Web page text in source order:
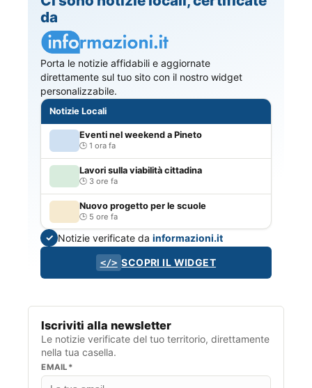
da
Porta le notizie affidabili e aggiornate
direttamente sul tuo sito con il nostro widget
personalizzabile.
Notizie Locali
Eventi nel weekend a Pineto
1 ora fa
Lavori sulla viabilità cittadina
3 ore fa
Nuovo progetto per le scuole
5 ore fa
✓ Notizie verificate dainformazioni.it
</> SCOPRI IL WIDGET
Iscriviti alla newsletter
Le notizie verificate del tuo territorio, direttamente
nella tua casella.
EMAIL*